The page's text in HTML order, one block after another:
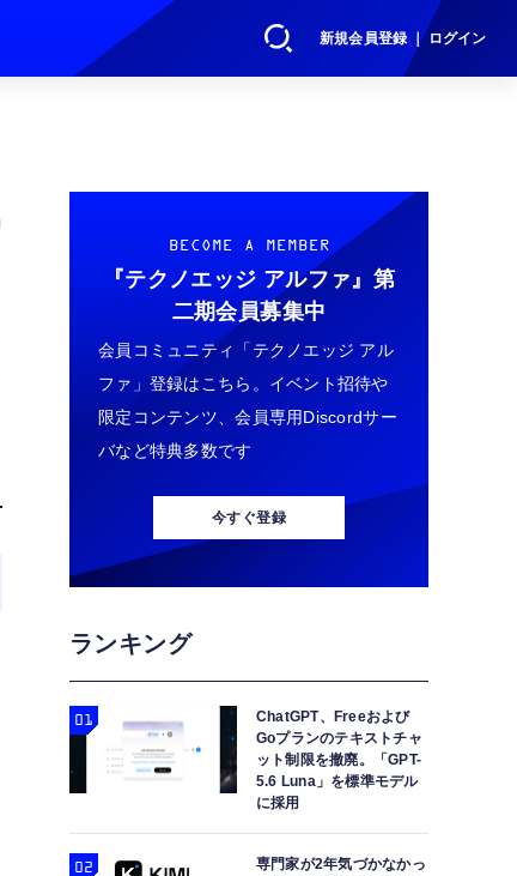
新規会員登録 ｜ ログイン
BECOME A MEMBER
『テクノエッジ アルファ』 第
二期会員募集中
会員コミュニティ「テクノエッジ アル
ファ」登録はこちら。イベント招待や
限定コンテンツ、会員専用Discordサー
バなど特典多数です
今すぐ登録
ランキング
ChatGPT、Freeおよび
Goプランのテキストチャ
ット制限を撤廃。「GPT-
5.6 Luna」を標準モデル
に採用
専門家が2年気づかなかっ